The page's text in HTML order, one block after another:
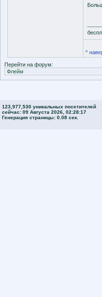
^
Перейти на форум:
123,977,530 уникальных посетителей
сейчас: 09 Августа 2026, 02:28:17
Генерация страницы: 0.08 сек.